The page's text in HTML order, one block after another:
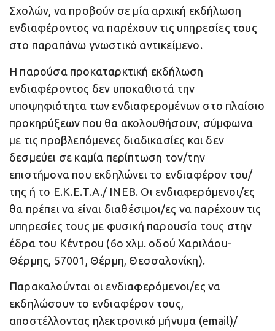
Σχολών, να προβούν σε μία αρχική εκδήλωση
ενδιαφέροντος να παρέχουν τις υπηρεσίες τους
στο παραπάνω γνωστικό αντικείμενο.
Η παρούσα προκαταρκτική εκδήλωση
ενδιαφέροντος δεν υποκαθιστά την
υποψηφιότητα των ενδιαφερομένων στο πλαίσιο
προκηρύξεων που θα ακολουθήσουν, σύμφωνα
με τις προβλεπόμενες διαδικασίες και δεν
δεσμεύει σε καμία περίπτωση τον/την
επιστήμονα που εκδηλώνει το ενδιαφέρον του/
της ή το Ε.Κ.Ε.Τ.Α./ ΙΝΕΒ. Οι ενδιαφερόμενοι/ες
θα πρέπει να είναι διαθέσιμοι/ες να παρέχουν τις
υπηρεσίες τους με φυσική παρουσία τους στην
έδρα του Κέντρου (6ο χλμ. οδού Χαριλάου-
Θέρμης, 57001, Θέρμη, Θεσσαλονίκη).
Παρακαλούνται οι ενδιαφερόμενοι/ες να
εκδηλώσουν το ενδιαφέρον τους,
αποστέλλοντας ηλεκτρονικό μήνυμα (email)/